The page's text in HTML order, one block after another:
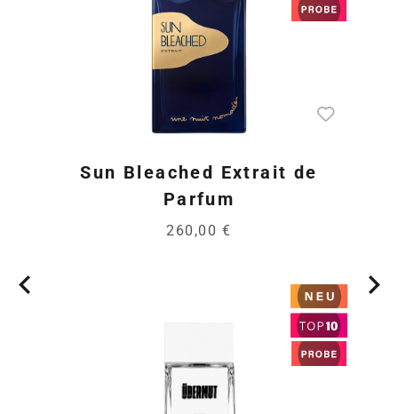
Sun Bleached Extrait de
Parfum
260,00 €